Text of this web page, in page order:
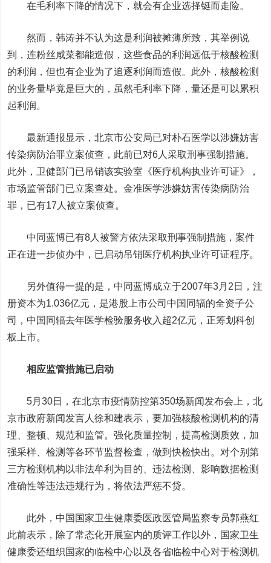
在毛利率下降的情况下，就会有企业选择铤而走险。
然而，韩涛并不认为这是利润被摊薄所致，其举例说
到，连粉丝咸菜都能造假，这些食品的利润远低于核酸检测
的利润，但也有企业为了追逐利润而造假。此外，核酸检测
的业务量毕竟是巨大的，虽然毛利率下降，量还是可以累积
起利润。
最新通报显示，北京市公安局已对朴石医学以涉嫌妨害
传染病防治罪立案侦查，此前已对6人采取刑事强制措施。
此外，卫健部门已吊销该实验室《医疗机构执业许可证》，
市场监管部门已立案查处。金准医学涉嫌妨害传染病防治
罪，已有17人被立案侦查。
中同蓝博已有8人被警方依法采取刑事强制措施，案件
正在进一步侦办中，已启动吊销医疗机构执业许可证程序。
另外值得一提的是，中同蓝博成立于2007年3月2日，注
册资本为1.036亿元，是港股上市公司中国同辐的全资子公
司，中国同辐去年医学检验服务收入超2亿元，正筹划科创
板上市。
相应监管措施已启动
5月30日，在北京市疫情防控第350场新闻发布会上，北
京市政府新闻发言人徐和建表示，要加强核酸检测机构的清
理、整顿、规范和监管。强化质量控制，提高检测质效，加
强采样、检测等各环节监督检查，做到快检快出。对个别第
三方检测机构以非法牟利为目的、违法检测、影响数据检测
准确性等违法违规行为，将依法严惩不贷。
此外，中国国家卫生健康委医政医管局监察专员郭燕红
此前表示，除了常态化开展室内的质评工作以外，国家卫生
健康委还组织国家的临检中心以及各省临检中心对于检测机